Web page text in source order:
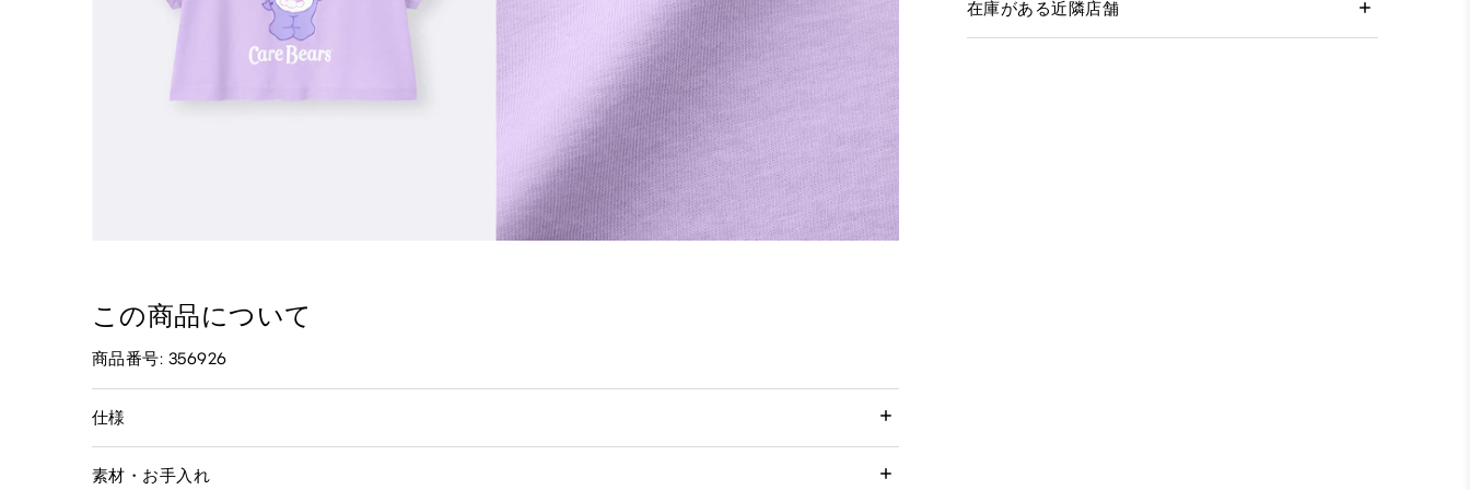
在庫がある近隣店舗
この商品について
商品番号: 356926
仕様
素材・お手入れ